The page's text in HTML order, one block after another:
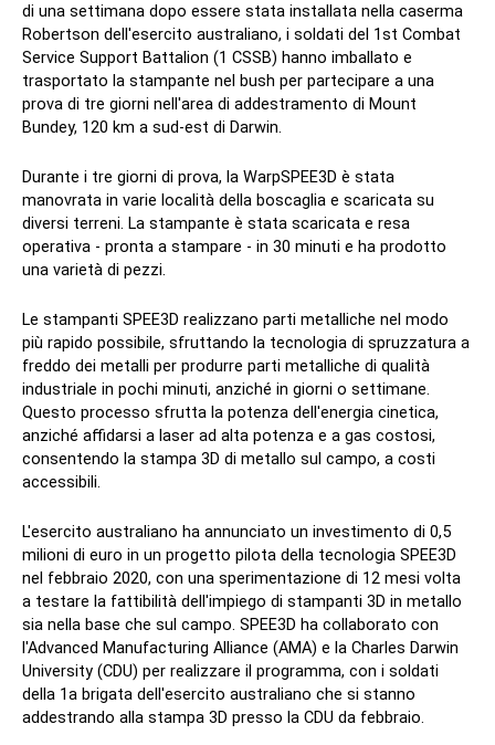
di una settimana dopo essere stata installata nella caserma
Robertson dell'esercito australiano, i soldati del 1st Combat
Service Support Battalion (1 CSSB) hanno imballato e
trasportato la stampante nel bush per partecipare a una
prova di tre giorni nell'area di addestramento di Mount
Bundey, 120 km a sud-est di Darwin.
Durante i tre giorni di prova, la WarpSPEE3D è stata
manovrata in varie località della boscaglia e scaricata su
diversi terreni. La stampante è stata scaricata e resa
operativa - pronta a stampare - in 30 minuti e ha prodotto
una varietà di pezzi.
Le stampanti SPEE3D realizzano parti metalliche nel modo
più rapido possibile, sfruttando la tecnologia di spruzzatura a
freddo dei metalli per produrre parti metalliche di qualità
industriale in pochi minuti, anziché in giorni o settimane.
Questo processo sfrutta la potenza dell'energia cinetica,
anziché affidarsi a laser ad alta potenza e a gas costosi,
consentendo la stampa 3D di metallo sul campo, a costi
accessibili.
L'esercito australiano ha annunciato un investimento di 0,5
milioni di euro in un progetto pilota della tecnologia SPEE3D
nel febbraio 2020, con una sperimentazione di 12 mesi volta
a testare la fattibilità dell'impiego di stampanti 3D in metallo
sia nella base che sul campo. SPEE3D ha collaborato con
l'Advanced Manufacturing Alliance (AMA) e la Charles Darwin
University (CDU) per realizzare il programma, con i soldati
della 1a brigata dell'esercito australiano che si stanno
addestrando alla stampa 3D presso la CDU da febbraio.